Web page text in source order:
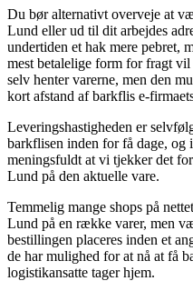
Du bør alternativt overveje at
Lund eller ud til dit arbejdes
undertiden et hak mere pebret,
mest betalelige form for fragt
selv henter varerne, men den
kort afstand af barkflis e-
Leveringshastigheden er
barkflisen inden for få dage, og
meningsfuldt at vi tjekker det
Lund på den aktuelle vare.
Temmelig mange shops på
Lund på en række varer, men
bestillingen placeres inden et
de har mulighed for at nå at få
logistikansatte tager hjem.